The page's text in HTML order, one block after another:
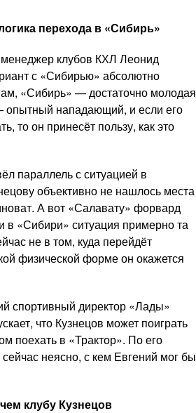
перехода в «Сибирь»
клубов КХЛ Леонид
с «Сибирью» абсолютно
«Сибирь» — достаточно молодая
опытный нападающий, и если его
то он принесёт пользу, как это
параллель с ситуацией в
объективно не нашлось места
А вот «Салавату» форвард
в «Сибири» ситуация примерно та
не в том, куда перейдёт
физической форме он окажется
спортивный директор «Лады»
что Кузнецов может поиграть
поехать в «Трактор». По его
неясно, с кем Евгений мог бы
клубу Кузнецов